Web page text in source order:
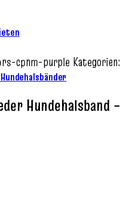
cpnm-purple Kategorien:
Hundehalsband –